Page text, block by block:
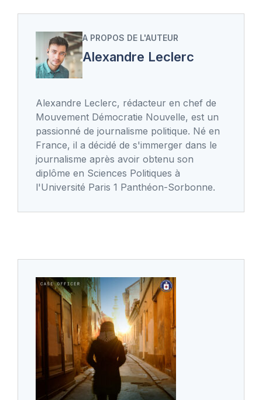
A PROPOS DE L'AUTEUR
Alexandre Leclerc
Alexandre Leclerc, rédacteur en chef de
Mouvement Démocratie Nouvelle, est un
passionné de journalisme politique. Né en
France, il a décidé de s'immerger dans le
journalisme après avoir obtenu son
diplôme en Sciences Politiques à
l'Université Paris 1 Panthéon-Sorbonne.